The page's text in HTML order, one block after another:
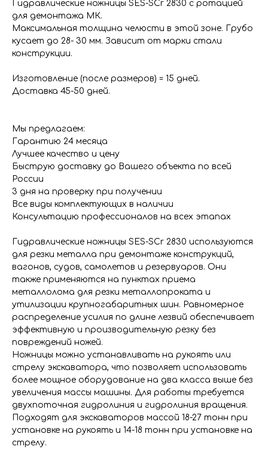
Гидравлические ножницы SES-SCr 2830 с ротацией
для демонтажа МК.
Максимальная толщина челюсти в этой зоне. Грубо
кусает до 28- 30 мм. Зависит от марки стали
конструкции.
Изготовление (после размеров) = 15 дней.
Доставка 45-50 дней.
Мы предлагаем:
Гарантию 24 месяца
Лучшее качество и цену
Быструю доставку до Вашего объекта по всей
России
3 дня на проверку при получении
Все виды комплектующих в наличии
Консультацию профессионалов на всех этапах
Гидравлические ножницы SES-SCr 2830 используются
для резки металла при демонтаже конструкций,
вагонов, судов, самолетов и резервуаров. Они
также применяются на пунктах приема
металлолома для резки металлопроката и
утилизации крупногабаритных шин. Равномерное
распределение усилия по длине лезвий обеспечивает
эффективную и производительную резку без
повреждений ножей.
Ножницы можно устанавливать на рукоять или
стрелу экскаватора, что позволяет использовать
более мощное оборудование на два класса выше без
увеличения массы машины. Для работы требуется
двухпоточная гидролиния и гидролиния вращения.
Подходят для экскаваторов массой 18-27 тонн при
установке на рукоять и 14-18 тонн при установке на
стрелу.